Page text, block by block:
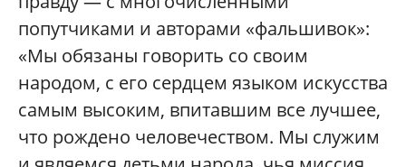
попутчиками и авторами «фальшивок»:
«Мы обязаны говорить со своим
народом, с его сердцем языком искусства
самым высоким, впитавшим все лучшее,
что рождено человечеством. Мы служим